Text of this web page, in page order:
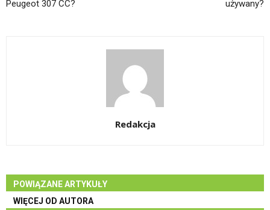
Peugeot 307 CC? używany?
Redakcja
POWIĄZANE ARTYKUŁY
WIĘCEJ OD AUTORA